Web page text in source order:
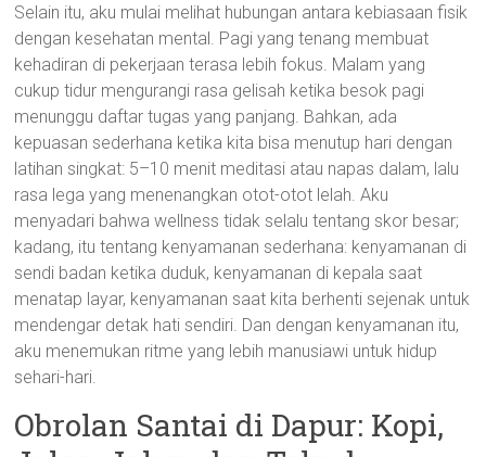
Selain itu, aku mulai melihat hubungan antara kebiasaan fisik
dengan kesehatan mental. Pagi yang tenang membuat
kehadiran di pekerjaan terasa lebih fokus. Malam yang
cukup tidur mengurangi rasa gelisah ketika besok pagi
menunggu daftar tugas yang panjang. Bahkan, ada
kepuasan sederhana ketika kita bisa menutup hari dengan
latihan singkat: 5–10 menit meditasi atau napas dalam, lalu
rasa lega yang menenangkan otot-otot lelah. Aku
menyadari bahwa wellness tidak selalu tentang skor besar;
kadang, itu tentang kenyamanan sederhana: kenyamanan di
sendi badan ketika duduk, kenyamanan di kepala saat
menatap layar, kenyamanan saat kita berhenti sejenak untuk
mendengar detak hati sendiri. Dan dengan kenyamanan itu,
aku menemukan ritme yang lebih manusiawi untuk hidup
sehari-hari.
Obrolan Santai di Dapur: Kopi,